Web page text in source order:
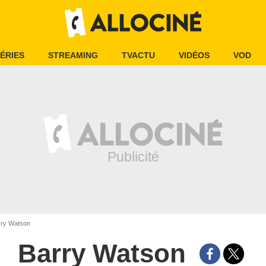
STREAMING TVACTU VIDÉOS VOD
Watson
Barry Watson